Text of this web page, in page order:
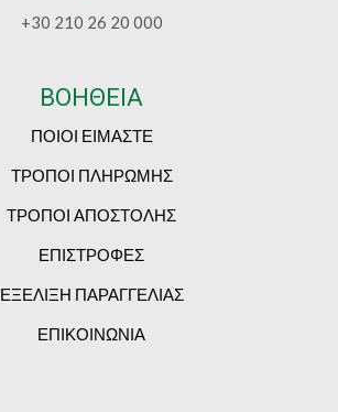
+30 210 26 20 000
ΒΟΗΘΕΙΑ
ΠΟΙΟΙ ΕΙΜΑΣΤΕ
ΤΡΟΠΟΙ ΠΛΗΡΩΜΗΣ
ΤΡΟΠΟΙ ΑΠΟΣΤΟΛΗΣ
ΕΠΙΣΤΡΟΦΕΣ
ΕΞΕΛΙΞΗ ΠΑΡΑΓΓΕΛΙΑΣ
ΕΠΙΚΟΙΝΩΝΙΑ